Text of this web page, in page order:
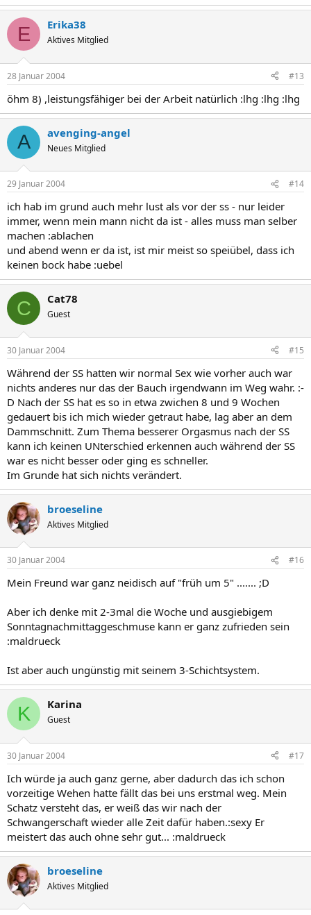
E Erika38
Aktives Mitglied
28 Januar 2004 #13
öhm 8) ,leistungsfähiger bei der Arbeit natürlich :lhg :lhg :lhg
A avenging-angel
Neues Mitglied
29 Januar 2004 #14
ich hab im grund auch mehr lust als vor der ss - nur leider
immer, wenn mein mann nicht da ist - alles muss man selber
machen :ablachen
und abend wenn er da ist, ist mir meist so speiübel, dass ich
keinen bock habe :uebel
C Cat78
Guest
30 Januar 2004 #15
Während der SS hatten wir normal Sex wie vorher auch war
nichts anderes nur das der Bauch irgendwann im Weg wahr. :-
D Nach der SS hat es so in etwa zwichen 8 und 9 Wochen
gedauert bis ich mich wieder getraut habe, lag aber an dem
Dammschnitt. Zum Thema besserer Orgasmus nach der SS
kann ich keinen UNterschied erkennen auch während der SS
war es nicht besser oder ging es schneller.
Im Grunde hat sich nichts verändert.
broeseline
Aktives Mitglied
30 Januar 2004 #16
Mein Freund war ganz neidisch auf "früh um 5" ....... ;D
Aber ich denke mit 2-3mal die Woche und ausgiebigem
Sonntagnachmittaggeschmuse kann er ganz zufrieden sein
:maldrueck
Ist aber auch ungünstig mit seinem 3-Schichtsystem.
K Karina
Guest
30 Januar 2004 #17
Ich würde ja auch ganz gerne, aber dadurch das ich schon
vorzeitige Wehen hatte fällt das bei uns erstmal weg. Mein
Schatz versteht das, er weiß das wir nach der
Schwangerschaft wieder alle Zeit dafür haben.:sexy Er
meistert das auch ohne sehr gut... :maldrueck
broeseline
Aktives Mitglied